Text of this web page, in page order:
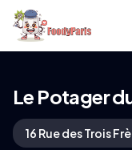
Le Potager
16 Rue des Trois